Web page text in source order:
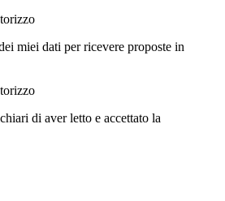
miei dati per ricevere proposte in
di aver letto e accettato la